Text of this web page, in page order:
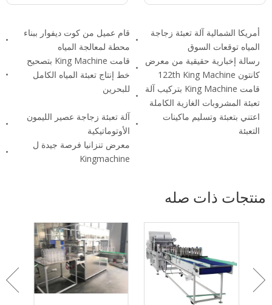
قام عميل من كوت ديفوار ببناء
محطة لمعالجة المياه
أمريكا الشمالية آلة تعبئة زجاجة
المياه توقعات السوق
قامت King Machine بتصحيح
خط إنتاج تعبئة المياه الكامل
للبحرين
رسالة إخبارية حقيقية من معرض
كانتون 122th King Machine
قامت King Machine بتركيب آلة
تعبئة المشروبات الغازية الكاملة
آلة تعبئة زجاجة عصير الليمون
الأوتوماتيكية
اعتني بتعبئة وتسليم ماكينات
التعبئة
معرض تنزانيا فرصة جيدة ل
Kingmachine
منتجات ذات صله